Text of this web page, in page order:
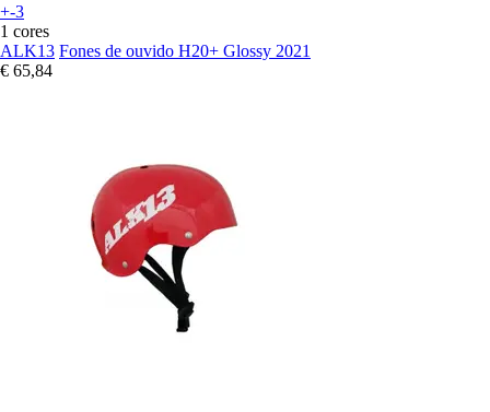
+-3
1 cores
ALK13 Fones de ouvido H20+ Glossy 2021
€ 65,84